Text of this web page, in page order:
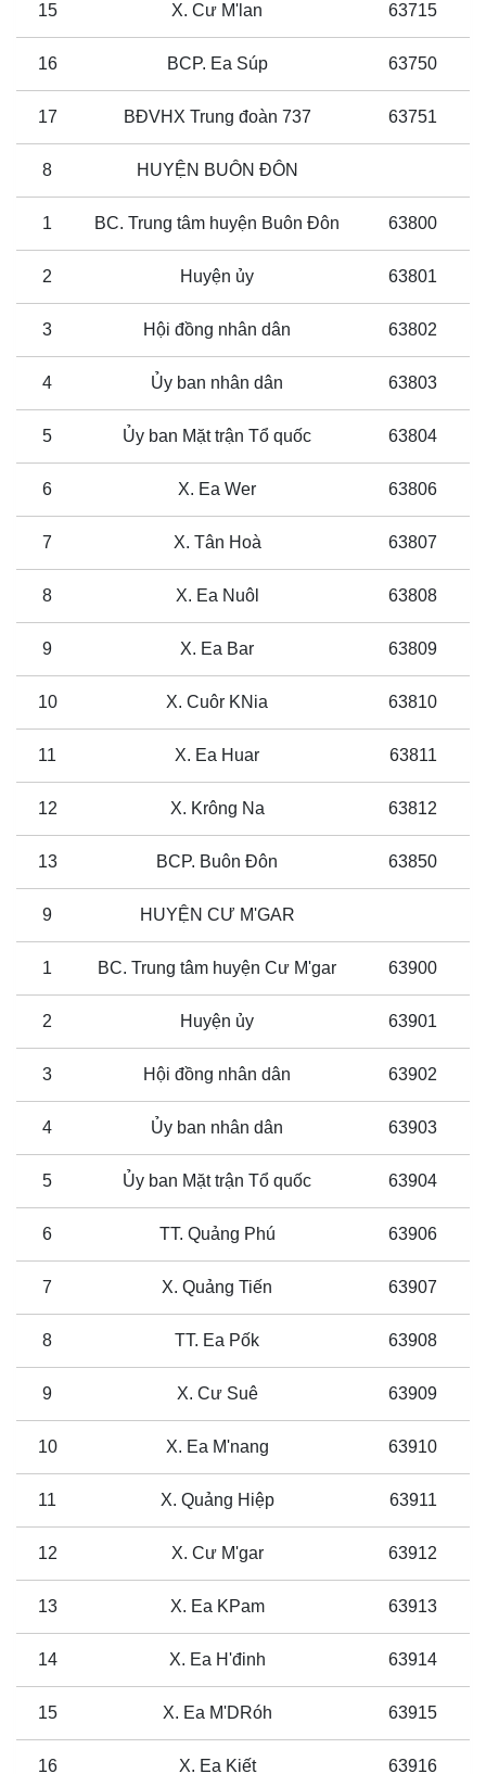
15 X. Cư M'lan 63715
16 BCP. Ea Súp 63750
17 BĐVHX Trung đoàn 737 63751
8 HUYỆN BUÔN ĐÔN
1 BC. Trung tâm huyện Buôn Đôn 63800
2 Huyện ủy 63801
3 Hội đồng nhân dân 63802
4 Ủy ban nhân dân 63803
5 Ủy ban Mặt trận Tổ quốc 63804
6 X. Ea Wer 63806
7 X. Tân Hoà 63807
8 X. Ea Nuôl 63808
9 X. Ea Bar 63809
10 X. Cuôr KNia 63810
11 X. Ea Huar 63811
12 X. Krông Na 63812
13 BCP. Buôn Đôn 63850
9 HUYỆN CƯ M'GAR
1 BC. Trung tâm huyện Cư M'gar 63900
2 Huyện ủy 63901
3 Hội đồng nhân dân 63902
4 Ủy ban nhân dân 63903
5 Ủy ban Mặt trận Tổ quốc 63904
6 TT. Quảng Phú 63906
7 X. Quảng Tiến 63907
8 TT. Ea Pốk 63908
9 X. Cư Suê 63909
10 X. Ea M'nang 63910
11 X. Quảng Hiệp 63911
12 X. Cư M'gar 63912
13 X. Ea KPam 63913
14 X. Ea H'đinh 63914
15 X. Ea M'DRóh 63915
16 X. Ea Kiết 63916